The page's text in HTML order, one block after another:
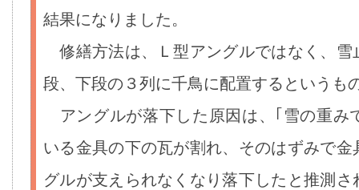
結果になりました。
修繕方法は、Ｌ型アングルではなく、雪
段、下段の３列に千鳥に配置するというも
アングルが落下した原因は、｢雪の重み
いる金具の下の瓦が割れ、そのはずみで
グルが支えられなくなり落下したと推測